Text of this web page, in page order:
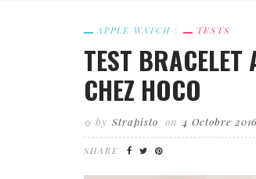
APPLE WATCH TESTS
TEST BRACELET
CHEZ HOCO
by Strapisto on 4 Octobre 2016
SHARE